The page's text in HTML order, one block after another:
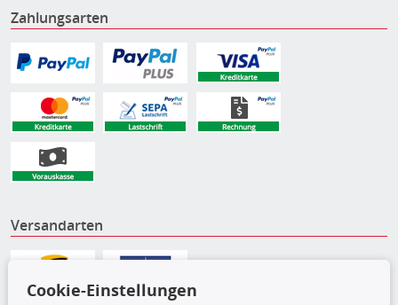
Zahlungsarten
Versandarten
Cookie-Einstellungen